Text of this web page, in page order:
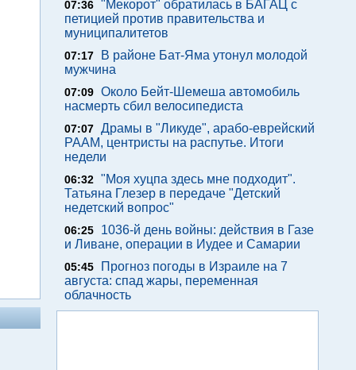
07:36 "Мекорот" обратилась в БАГАЦ с
петицией против правительства и
муниципалитетов
07:17
В районе Бат-Яма утонул молодой
мужчина
07:09 Около Бейт-Шемеша автомобиль
насмерть сбил велосипедиста
07:07 Драмы в "Ликуде", арабо-еврейский
РААМ, центристы на распутье. Итоги
недели
06:32 "Моя хуцпа здесь мне подходит".
Татьяна Глезер в передаче "Детский
недетский вопрос"
06:25
1036-й день войны: действия в Газе
и Ливане, операции в Иудее и Самарии
05:45
Прогноз погоды в Израиле на 7
августа: спад жары, переменная
облачность